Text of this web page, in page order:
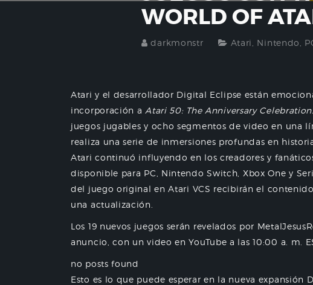
WORLD OF
darkmonstr Atari Nintendo
Atari y el desarrollador Digital Eclipse están
incorporación a Atari 50: The Anniversary Celebration.
juegos jugables y ocho segmentos de video en una
realiza una serie de inmersiones profundas en
Atari continuó influyendo en los creadores y
disponible para PC, Nintendo Switch, Xbox One y
del juego original en Atari VCS recibirán el
una actualización.
Los 19 nuevos juegos serán revelados por
anuncio, con un video en YouTube a las 10:00 a. m.
no posts found
Esto es lo que puede esperar en la nueva expansión